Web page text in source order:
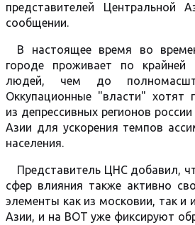
представителей Центральной
сообщении.
В настоящее время во
городе проживает по
людей, чем до
Оккупационные "власти" хотят
из депрессивных регионов
Азии для ускорения темпов
населения.
Представитель ЦНС добавил,
сфер влияния также активно
элементы как из московии, так и
Азии, и на ВОТ уже фиксируют